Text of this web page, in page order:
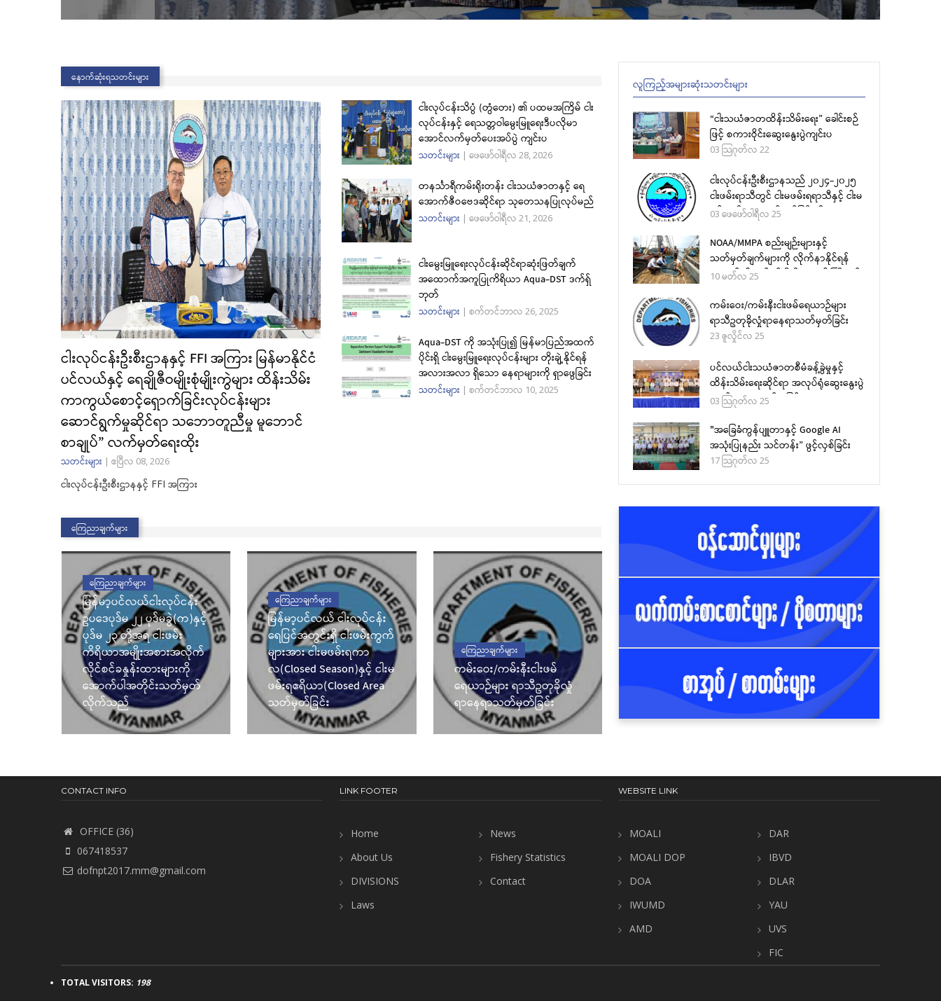
နောက်ဆုံးရသတင်းများ
ငါးလုပ်ငန်းဦးစီးဌာနနှင့် FFI အကြား မြန်မာနိုင်ငံ
ပင်လယ်နှင့် ရေချိုဇီဝမျိုးစုံမျိုးကွဲများ ထိန်းသိမ်း
ကာကွယ်စောင့်ရှောက်ခြင်းလုပ်ငန်းများ
ဆောင်ရွက်မှုဆိုင်ရာ သဘောတူညီမှု မူဘောင်
စာချုပ်” လက်မှတ်ရေးထိုး
သတင်းများ | ဧပြီလ 08, 2026
ငါးလုပ်ငန်းဦးစီးဌာနနှင့် FFI အကြား
ငါးလုပ်ငန်းသိပ္ပံ (တွံတေး) ၏ ပထမအကြိမ် ငါး
လုပ်ငန်းနှင့် ရေသတ္တဝါမွေးမြူရေးဒီပလိုမာ
အောင်လက်မှတ်ပေးအပ်ပွဲ ကျင်းပ
သတင်းများ | ဖေဖော်ဝါရီလ 28, 2026
တနင်္သာရီကမ်းရိုးတန်း ငါးသယံဇာတနှင့် ရေ
အောက်ဇီဝဗေဒဆိုင်ရာ သုတေသနပြုလုပ်မည်
သတင်းများ | ဖေဖော်ဝါရီလ 21, 2026
ငါးမွေးမြူရေးလုပ်ငန်းဆိုင်ရာဆုံးဖြတ်ချက်
အထောက်အကူပြုကိရိယာ Aqua-DST ဒက်ရှ်
ဘုတ်
သတင်းများ | စက်တင်ဘာလ 26, 2025
Aqua-DST ကို အသုံးပြု၍ မြန်မာပြည်အထက်
ပိုင်းရှိ ငါးမွေးမြူရေးလုပ်ငန်းများ တိုးချဲ့နိုင်ရန်
အလားအလာ ရှိသော နေရာများကို ရှာဖွေခြင်း
သတင်းများ | စက်တင်ဘာလ 10, 2025
ကြေညာချက်များ
ကြေညာချက်များ
မြန်မာ့ပင်လယ်ငါးလုပ်ငန်း
ဥပဒေပုဒ်မ ၂၂ ပုဒ်မခွဲ(က)နှင့်
ပုဒ်မ ၂၃ တို့အရ ငါးဖမ်း
ကိရိယာအမျိုးအစားအလိုက်
လိုင်စင်ခနှုန်းထားများကို
အောက်ပါအတိုင်းသတ်မှတ်
လိုက်သည်
ကြေညာချက်များ
မြန်မာ့ပင်လယ် ငါးလုပ်ငန်း
ရေပြင်အတွင်းရှိ ငါးဖမ်းကွက်
များအား ငါးမဖမ်းရကာ
လ(Closed Season)နှင့် ငါးမ
ဖမ်းရဧရိယာ(Closed Area
သတ်မှတ်ခြင်း
ကြေညာချက်များ
ကမ်းဝေး/ကမ်းနီးငါးဖမ်
ရေယာဉ်များ ရာသီဥတုခိုလှုံ
ရာနေရာသတ်မှတ်ခြင်း
သတင်းများ ,
ကြေညာချက်များ
ငါးလုပ်ငန်းဦးစီးဌာနသည်
၂၀၂၄-၂၀၂၅ ငါးဖမ်းရာသီ
တွင် ငါးမဖမ်းရရာသီနှင့် ငါးမ
ဖမ်းရဧရိယာ သတ်မှတ်ခြင်း
ကို (၂၇-၁-၂၀၂၅) ရက်စွဲပါ
ညွှန်ကြားချက်အမှတ်
၁/၂၀၂၅ ဖြင့်ထုတ်ပြန်ခဲ့
ကြေညာချက်များ
မြန်မာ့ပင်လယ်ငါးလုပ်ငန်း
ဥပဒေပုဒ်မ ၂၂ ပုဒ်မခွဲ(က)
ပုဒ်မ ၂၃ တို့အရ ငါးဖမ်း
ကိရိယာအမျိုးအစားအ
လိုင်စင်ခနှုန်းထားများကို
အောက်ပါအတိုင်းသတ်မှ
လိုက်သည်
လူကြည့်အများဆုံးသတင်းများ
“ငါးသယံဇာတထိန်းသိမ်းရေး” ခေါင်းစဉ်
ဖြင့် စကားဝိုင်းဆွေးနွေးပွဲကျင်းပ
03 သြဂုတ်လ 22
ငါးလုပ်ငန်းဦးစီးဌာနသည် ၂၀၂၄-၂၀၂၅
ငါးဖမ်းရာသီတွင် ငါးမဖမ်းရရာသီနှင့် ငါးမ
ဖမ်းရဧရိယာ သတ်မှတ်ခြင်းကို
အမှတ် ၁/၂၀၂၅ ဖြင့်ထုတ်ပြန်ခဲ့
03 ဖေဖော်ဝါရီလ 25
NOAA/MMPA စည်းမျဉ်းများနှင့်
သတ်မှတ်ချက်များကို လိုက်နာနိုင်ရန်
အတွက် ငါးလုပ်ငန်းဦးစီးဌာန၏ ကြိုးပမ်း
10 မတ်လ 25
ကမ်းဝေး/ကမ်းနီးငါးဖမ်ရေယာဉ်များ
ရာသီဥတုခိုလှုံရာနေရာသတ်မှတ်ခြင်း
23 ဇူလှိုင်လ 25
ပင်လယ်ငါးသယံဇာတစီမံခန့်ခွဲမှုနှင့်
ထိန်းသိမ်းရေးဆိုင်ရာ အလုပ်ရုံဆွေးနွေးပွဲ
အခမ်းအနား ကျင်းပခြင်း
03 သြဂုတ်လ 25
"အခြေခံကွန်ပျူတာနှင့် Google AI
အသုံးပြုနည်း သင်တန်း” ဖွင့်လှစ်ခြင်း
17 သြဂုတ်လ 25
CONTACT INFO
OFFICE (36)
067418537
dofnpt2017.mm@gmail.com
LINK FOOTER
Home
About Us
DIVISIONS
Laws
News
Fishery Statistics
Contact
WEBSITE LINK
MOALI
MOALI DOP
DOA
IWUMD
AMD
DAR
IBVD
DLAR
YAU
UVS
FIC
TOTAL VISITORS: 198